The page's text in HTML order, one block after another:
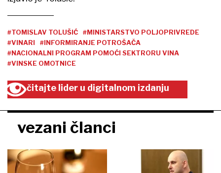
#TOMISLAV TOLUŠIĆ
#MINISTARSTVO POLJOPRIVREDE
#VINARI
#INFORMIRANJE POTROŠAČA
#NACIONALNI PROGRAM POMOĆI SEKTRORU VINA
#VINSKE OMOTNICE
čitajte lider u digitalnom izdanju
vezani članci